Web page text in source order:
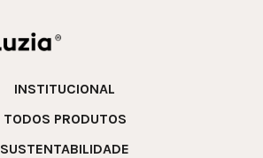
INSTITUCIONAL
TODOS PRODUTOS
SUSTENTABILIDADE